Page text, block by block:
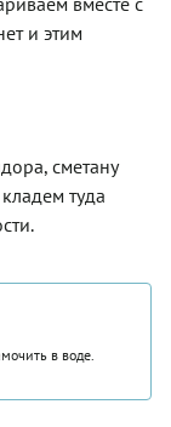
и этим
сметану
туда
в воде.